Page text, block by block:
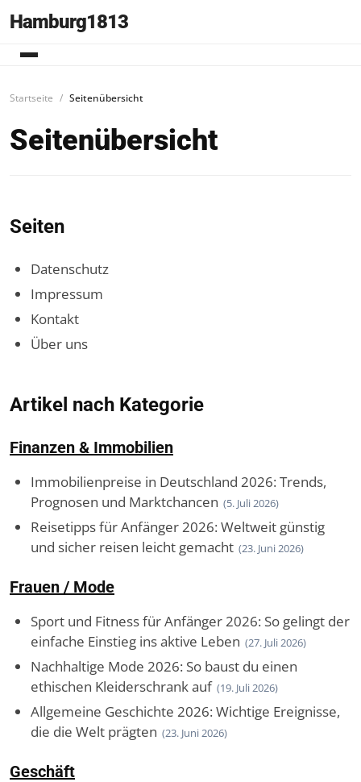
Hamburg1813
Startseite Seitenübersicht
Seitenübersicht
Seiten
Datenschutz
Impressum
Kontakt
Über uns
Artikel nach Kategorie
Finanzen & Immobilien
Immobilienpreise in Deutschland 2026: Trends,
Prognosen und Marktchancen (5. Juli 2026)
Reisetipps für Anfänger 2026: Weltweit günstig
und sicher reisen leicht gemacht (23. Juni 2026)
Frauen / Mode
Sport und Fitness für Anfänger 2026: So gelingt der
einfache Einstieg ins aktive Leben (27. Juli 2026)
Nachhaltige Mode 2026: So baust du einen
ethischen Kleiderschrank auf (19. Juli 2026)
Allgemeine Geschichte 2026: Wichtige Ereignisse,
die die Welt prägten (23. Juni 2026)
Geschäft